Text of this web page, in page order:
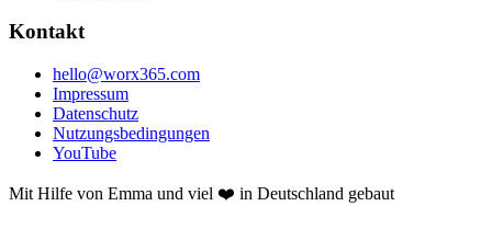
Kontakt
hello@worx365.com
Impressum
Datenschutz
Nutzungsbedingungen
YouTube
Mit Hilfe von Emma und viel ❤️ in Deutschland gebaut